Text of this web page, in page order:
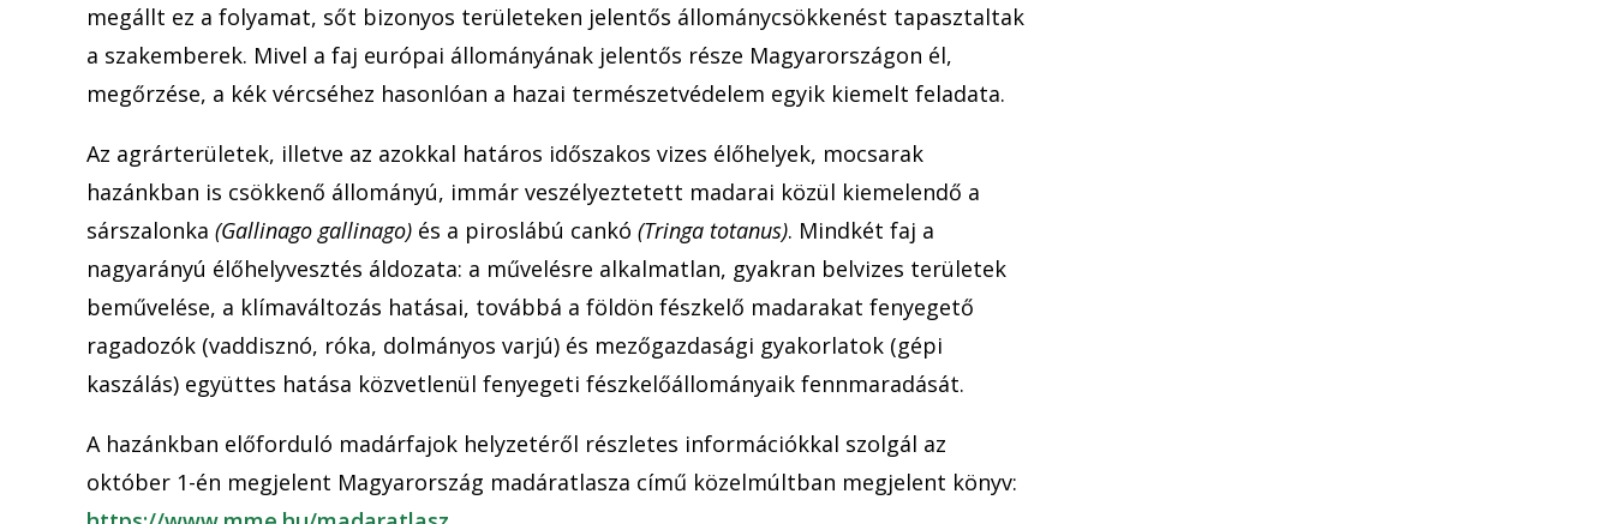
megállt ez a folyamat, sőt bizonyos területeken jelentős állománycsökkenést tapasztaltak
a szakemberek. Mivel a faj európai állományának jelentős része Magyarországon él,
megőrzése, a kék vércséhez hasonlóan a hazai természetvédelem egyik kiemelt feladata.
Az agrárterületek, illetve az azokkal határos időszakos vizes élőhelyek, mocsarak
hazánkban is csökkenő állományú, immár veszélyeztetett madarai közül kiemelendő a
sárszalonka (Gallinago gallinago) és a piroslábú cankó (Tringa totanus). Mindkét faj a
nagyarányú élőhelyvesztés áldozata: a művelésre alkalmatlan, gyakran belvizes területek
beművelése, a klímaváltozás hatásai, továbbá a földön fészkelő madarakat fenyegető
ragadozók (vaddisznó, róka, dolmányos varjú) és mezőgazdasági gyakorlatok (gépi
kaszálás) együttes hatása közvetlenül fenyegeti fészkelőállományaik fennmaradását.
A hazánkban előforduló madárfajok helyzetéről részletes információkkal szolgál az
október 1-én megjelent Magyarország madáratlasza című közelmúltban megjelent könyv: